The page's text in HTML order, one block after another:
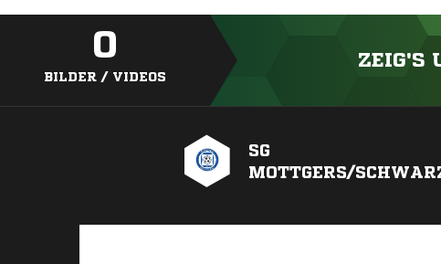
0
BILDER / VIDEOS
ZEIG'S
SG
MOTTGERS/